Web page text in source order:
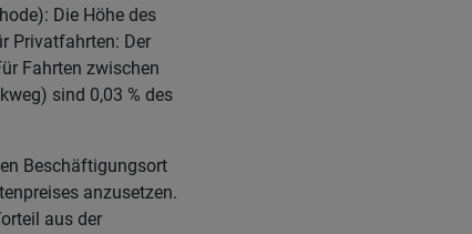
Die Höhe des
Privatfahrten: Der
Fahrten zwischen
sind 0,03 % des
Beschäftigungsort
anzusetzen.
aus der